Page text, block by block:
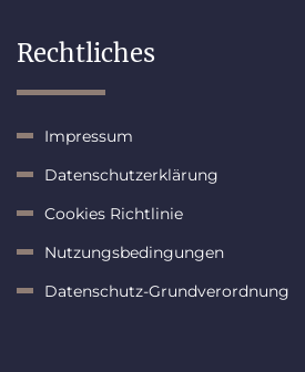
Rechtliches
Impressum
Datenschutzerklärung
Cookies Richtlinie
Nutzungsbedingungen
Datenschutz-Grundverordnung